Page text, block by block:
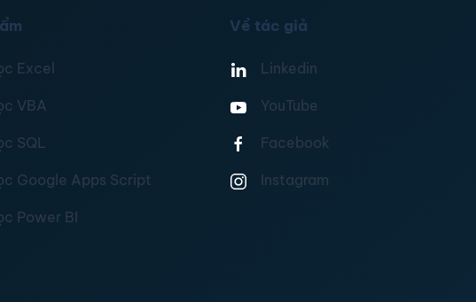
Excel
VBA
SQL
Google Apps Script
Power BI
Về tác giả
Linkedin
YouTube
Facebook
Instagram